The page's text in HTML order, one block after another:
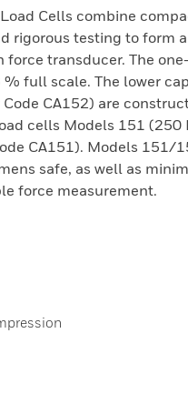
Cells combine
rigorous testing to form
transducer. The
full scale. The lower
CA152) are
cells Models 151 (250
CA151). Models 151/
safe, as well as
force measurement.